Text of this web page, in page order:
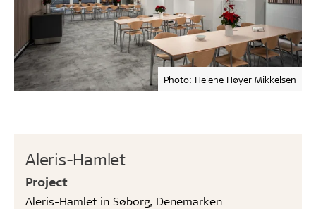
Photo: Helene Høyer Mikkelsen
Aleris-Hamlet
Project
Aleris-Hamlet in Søborg, Denemarken